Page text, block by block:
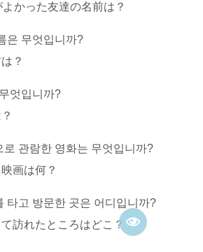
かった友達の名前は？
은 무엇입니까?
？
엇입니까?
관람한 영화는 무엇입니까?
画は何？
고 방문한 곳은 어디입니까?
訪れたところはどこ？